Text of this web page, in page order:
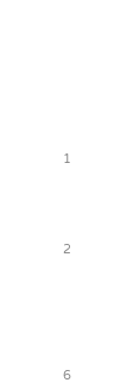
1
2
6